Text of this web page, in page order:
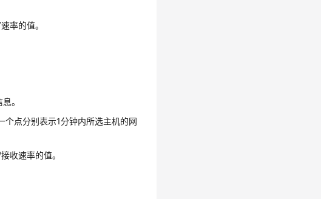
率的值。
。
点分别表示1分钟内所选主机的网
收速率的值。